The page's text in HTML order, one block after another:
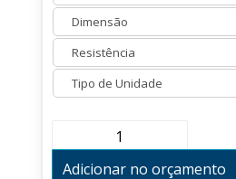
Concreto
Adicionar no orçamento